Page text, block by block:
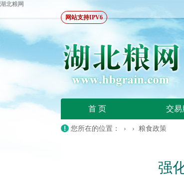
湖北粮网
网站支持IPV6
首 页 交易
您所在的位置： › › 粮食政策
强